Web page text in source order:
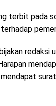
terbit pada
redaksi